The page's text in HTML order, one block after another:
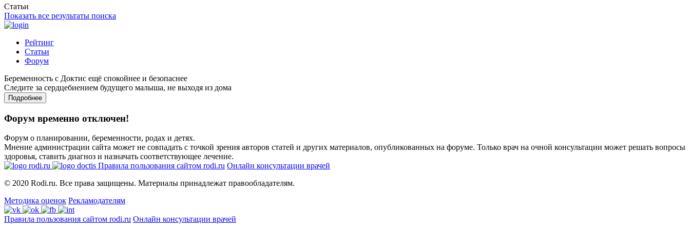
Статьи
Показать все результаты поиска
Рейтинг
Статьи
Форум
Беременность с Доктис ещё спокойнее и безопаснее
Следите за сердцебиением будущего малыша, не выходя из дома
Подробнее
Форум временно отключен!
Форум о планировании, беременности, родах и детях.
Мнение администрации сайта может не совпадать с точкой зрения авторов статей и других материалов, опубликованных на форуме. Только врач на очной консультации может решать вопросы
здоровья, ставить диагноз и назначать соответствующее лечение.
Правила пользования сайтом rodi.ru Онлайн консультации врачей
© 2020 Rodi.ru. Все права защищены. Материалы принадлежат правообладателям.
Методика оценок Рекламодателям
Правила пользования сайтом rodi.ru Онлайн консультации врачей